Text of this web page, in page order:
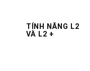
TÍNH NĂNG L2
VÀ L2 +